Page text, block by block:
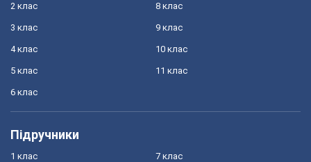
2 клас
3 клас
4 клас
5 клас
6 клас
8 клас
9 клас
10 клас
11 клас
Підручники
1 клас 7 клас